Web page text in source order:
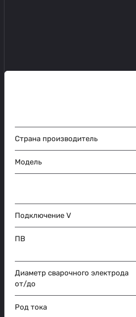
Страна производитель
Модель
Подключение V
ПВ
Диаметр сварочного электрода
от/до
Род тока